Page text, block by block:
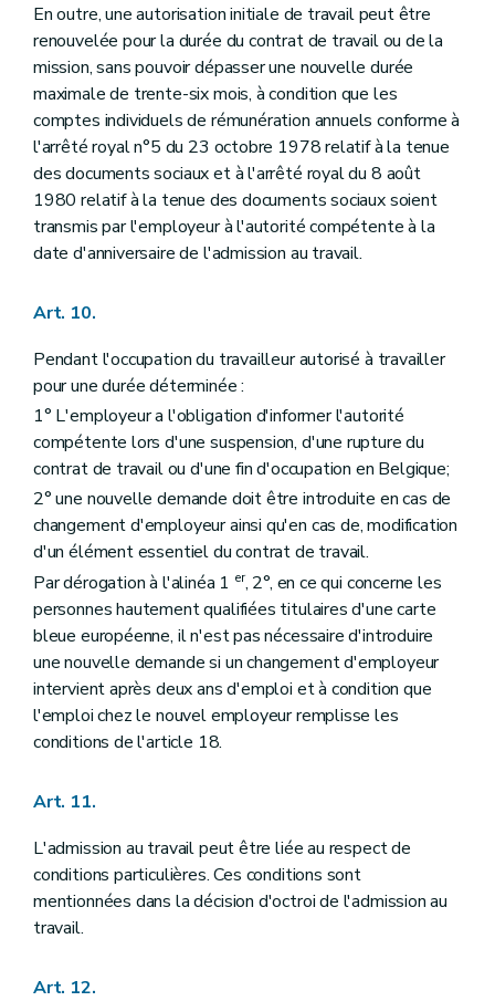
En outre, une autorisation initiale de travail peut être
renouvelée pour la durée du contrat de travail ou de la
mission, sans pouvoir dépasser une nouvelle durée
maximale de trente-six mois, à condition que les
comptes individuels de rémunération annuels conforme à
l'arrêté royal n°5 du 23 octobre 1978 relatif à la tenue
des documents sociaux et à l'arrêté royal du 8 août
1980 relatif à la tenue des documents sociaux soient
transmis par l'employeur à l'autorité compétente à la
date d'anniversaire de l'admission au travail.
Art. 10.
Pendant l'occupation du travailleur autorisé à travailler
pour une durée déterminée :
1° L'employeur a l'obligation d'informer l'autorité
compétente lors d'une suspension, d'une rupture du
contrat de travail ou d'une fin d'occupation en Belgique;
2° une nouvelle demande doit être introduite en cas de
changement d'employeur ainsi qu'en cas de, modification
d'un élément essentiel du contrat de travail.
Par dérogation à l'alinéa 1 er, 2°, en ce qui concerne les
personnes hautement qualifiées titulaires d'une carte
bleue européenne, il n'est pas nécessaire d'introduire
une nouvelle demande si un changement d'employeur
intervient après deux ans d'emploi et à condition que
l'emploi chez le nouvel employeur remplisse les
conditions de l'article 18.
Art. 11.
L'admission au travail peut être liée au respect de
conditions particulières. Ces conditions sont
mentionnées dans la décision d'octroi de l'admission au
travail.
Art. 12.